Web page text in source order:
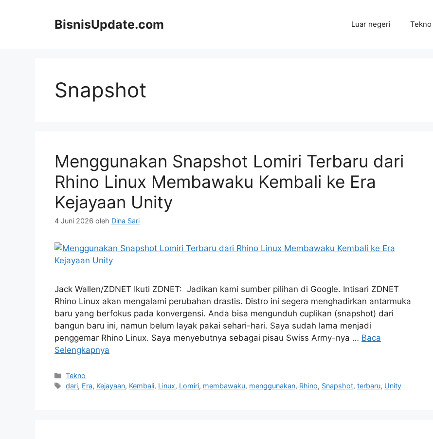
BisnisUpdate.com Luar negeri Tekno
Snapshot
Menggunakan Snapshot Lomiri Terbaru dari
Rhino Linux Membawaku Kembali ke Era
Kejayaan Unity
4 Juni 2026 oleh Dina Sari
Jack Wallen/ZDNET Ikuti ZDNET: Jadikan kami sumber pilihan di Google. Intisari ZDNET
Rhino Linux akan mengalami perubahan drastis. Distro ini segera menghadirkan antarmuka
baru yang berfokus pada konvergensi. Anda bisa mengunduh cuplikan (snapshot) dari
bangun baru ini, namun belum layak pakai sehari-hari. Saya sudah lama menjadi
penggemar Rhino Linux. Saya menyebutnya sebagai pisau Swiss Army-nya … Baca
Selengkapnya
Kategori
Tekno
Tag
dari, Era, Kejayaan, Kembali, Linux, Lomiri, membawaku, menggunakan, Rhino, Snapshot,terbaru, Unity